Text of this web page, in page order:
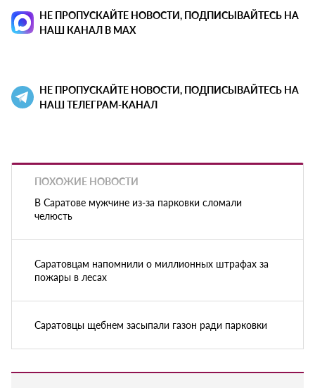
НЕ ПРОПУСКАЙТЕ НОВОСТИ, ПОДПИСЫВАЙТЕСЬ НА
НАШ КАНАЛ В MAX
НЕ ПРОПУСКАЙТЕ НОВОСТИ, ПОДПИСЫВАЙТЕСЬ НА
НАШ ТЕЛЕГРАМ-КАНАЛ
ПОХОЖИЕ НОВОСТИ
В Саратове мужчине из-за парковки сломали
челюсть
Саратовцам напомнили о миллионных штрафах за
пожары в лесах
Саратовцы щебнем засыпали газон ради парковки